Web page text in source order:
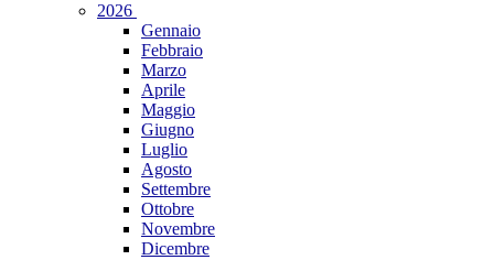
2026
Gennaio
Febbraio
Marzo
Aprile
Maggio
Giugno
Luglio
Agosto
Settembre
Ottobre
Novembre
Dicembre